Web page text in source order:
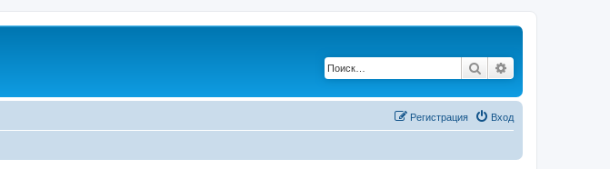
Поиск
Вход
Регистрация